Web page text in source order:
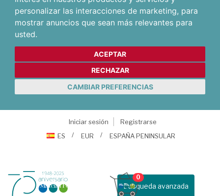
personalizar las interacciones de marketing, para
mostrar anuncios que sean más relevantes para
usted.
ACEPTAR
RECHAZAR
CAMBIAR PREFERENCIAS
Iniciar sesión
Registrarse
ES
EUR ESPAÑA PENINSULAR
Busqueda avanzada
0